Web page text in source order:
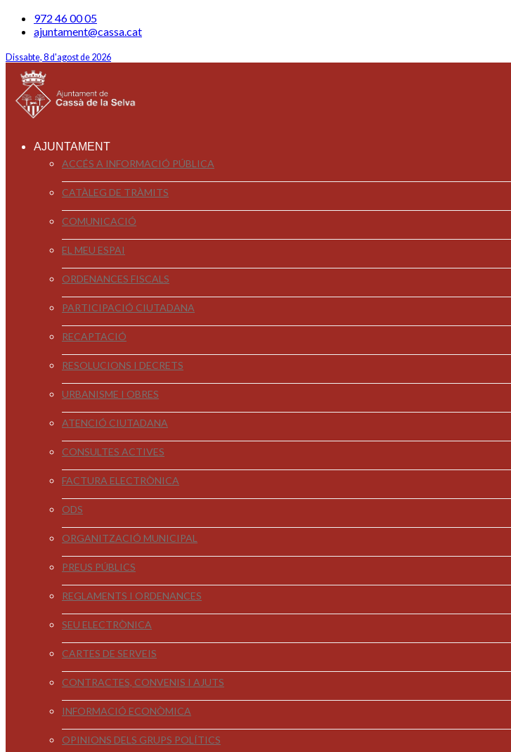
972 46 00 05
ajuntament@cassa.cat
Dissabte, 8 d'agost de 2026
AJUNTAMENT
ACCÉS A INFORMACIÓ PÚBLICA
CATÀLEG DE TRÀMITS
COMUNICACIÓ
EL MEU ESPAI
ORDENANCES FISCALS
PARTICIPACIÓ CIUTADANA
RECAPTACIÓ
RESOLUCIONS I DECRETS
URBANISME I OBRES
ATENCIÓ CIUTADANA
CONSULTES ACTIVES
FACTURA ELECTRÒNICA
ODS
ORGANITZACIÓ MUNICIPAL
PREUS PÚBLICS
REGLAMENTS I ORDENANCES
SEU ELECTRÒNICA
CARTES DE SERVEIS
CONTRACTES, CONVENIS I AJUTS
INFORMACIÓ ECONÒMICA
OPINIONS DELS GRUPS POLÍTICS